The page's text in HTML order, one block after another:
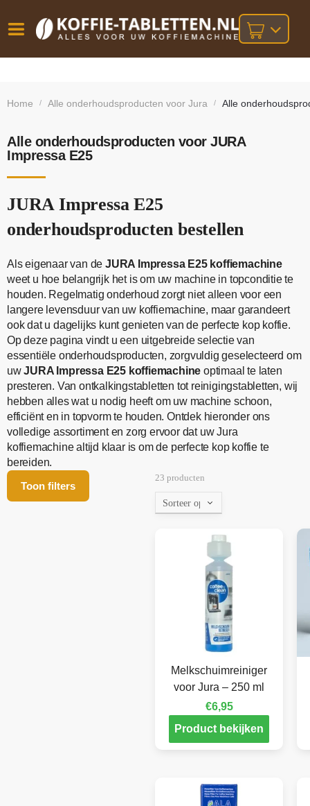
besteld,
bij orders
Home / Alle onderhoudsproducten voor Jura / Alle
Alle onderhoudsproducten voor JURA
Impressa E25
JURA Impressa E25
onderhoudsproducten bestellen
Als eigenaar van de JURA Impressa E25 koffiemachine
weet u hoe belangrijk het is om uw machine in topconditie te
houden. Regelmatig onderhoud zorgt niet alleen voor een
langere levensduur van uw koffiemachine, maar garandeert
ook dat u dagelijks kunt genieten van de perfecte kop koffie.
Op deze pagina vindt u een uitgebreide selectie van
essentiële onderhoudsproducten, zorgvuldig geselecteerd om
uwJURA Impressa E25 koffiemachine optimaal te laten
presteren. Van ontkalkingstabletten tot reinigingstabletten, wij
hebben alles wat u nodig heeft om uw machine schoon,
efficiënt en in topvorm te houden. Ontdek hieronder ons
volledige assortiment en zorg ervoor dat uw Jura
koffiemachine altijd klaar is om de perfecte kop koffie te
bereiden.
Toon filters
23 producten
Melkschuimreiniger
voor Jura – 250 ml
€6,95
Product bekijken